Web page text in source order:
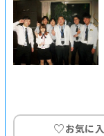
♡お気に